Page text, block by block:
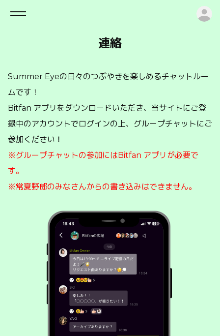
連絡
Summer Eyeの日々のつぶやきを楽しめるチャットルー
ムです！
Bitfan アプリをダウンロードいただき、当サイトにご登
録中のアカウントでログインの上、グループチャットにご
参加ください！
※グループチャットの参加にはBitfan アプリが必要で
す。
※常夏野郎のみなさんからの書き込みはできません。